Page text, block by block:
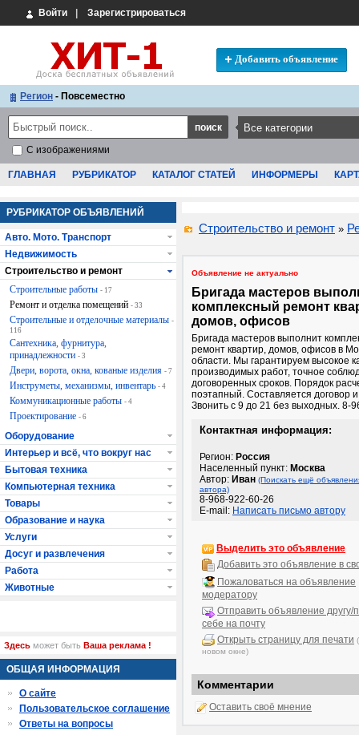
Войти Зарегистрироваться
Добавить объявление
Регион - Повсеместно
С изображениями
ГЛАВНАЯ РУБРИКАТОР КАТАЛОГ СТАТЕЙ ИНФОРМЕРЫ
Строительство и ремонт »
Объявление не актуально
Бригада мастеров
комплексный ремонт
домов, офисов
Бригада мастеров выполнит
ремонт квартир, домов, офисов в
области. Мы гарантируем высокое
производимых работ, точное
договоренных сроков. Порядок
поэтапный. Составляется договор
Звонить с 9 до 21 без выходных. 8-
Контактная информация:
Регион: Россия
Населенный пункт: Москва
Автор: Иван (Поискать ещё
автора)
8-968-922-60-26
E-mail: Написать письмо автору
Выделить это объявление
Добавить это объявление в
Пожаловаться на объявление
модератору
Отправить объявление другу/
себе на почту
Открыть страницу для печати
новом окне)
Комментарии
Оставить своё мнение
РУБРИКАТОР ОБЪЯВЛЕНИЙ
Авто. Мото. Транспорт
Недвижимость
Строительство и ремонт
Строительные работы - 17
Ремонт и отделка помещений - 33
Строительные и отделочные материалы -
116
Сантехника, фурнитура,
принадлежности - 3
Двери, ворота, окна, кованые изделия - 7
Инструметы, механизмы, инвентарь - 4
Коммуникационные работы - 4
Проектирование - 6
Оборудование
Интерьер и всё, что вокруг нас
Бытовая техника
Компьютерная техника
Товары
Образование и наука
Услуги
Досуг и развлечения
Работа
Животные
Здесь может быть Ваша реклама !
ОБЩАЯ ИНФОРМАЦИЯ
О сайте
Пользовательское соглашение
Ответы на вопросы